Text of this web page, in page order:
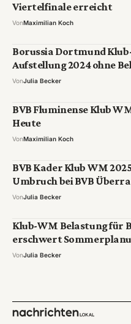
Viertelfinale erreicht
VonMaximilian Koch
Borussia Dortmund
Aufstellung 2024 ohne
VonJulia Becker
BVB Fluminense Klub
Heute
VonMaximilian Koch
BVB Kader Klub WM
Umbruch bei BVB
VonJulia Becker
Klub-WM Belastung für
erschwert
VonJulia Becker